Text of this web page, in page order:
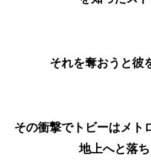
それを奪おうと彼
その衝撃でトビーはメト
地上へと落ち